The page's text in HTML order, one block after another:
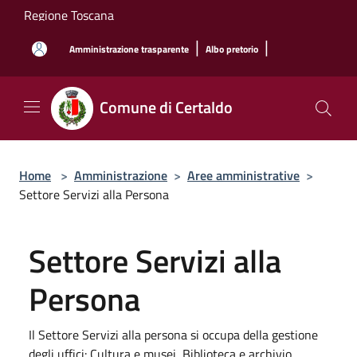
Salta al contenuto principale
Regione Toscana
Amministrazione trasparente | Albo pretorio |
Comune di Certaldo
Home > Amministrazione > Aree amministrative >
Settore Servizi alla Persona
Settore Servizi alla
Persona
Il Settore Servizi alla persona si occupa della gestione